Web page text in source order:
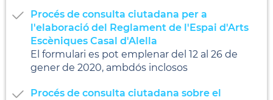
Procés de consulta ciutadana per a
l'elaboració del Reglament de l'Espai d'Arts
Escèniques Casal d'Alella
El formulari es pot emplenar del 12 al 26 de
gener de 2020, ambdós inclosos
Procés de consulta ciutadana sobre el